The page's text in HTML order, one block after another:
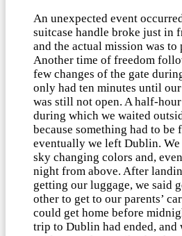
An unexpected event
suitcase handle broke just in
and the actual mission was to
Another time of freedom
few changes of the gate
only had ten minutes until
was still not open. A half-
during which we waited
because something had to be
eventually we left Dublin.
sky changing colors and,
night from above. After
getting our luggage, we said
other to get to our parents’
could get home before
trip to Dublin had ended, and